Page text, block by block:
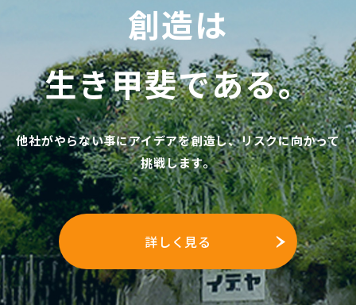
創造は
生き甲斐である。
他社がやらない事にアイデアを創造し、リスクに向かって
挑戦します。
詳しく見る